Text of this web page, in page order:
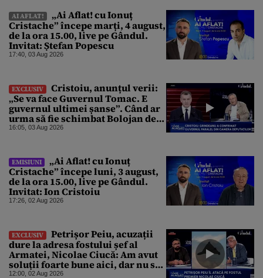
AI AFLAT!
„Ai Aflat! cu Ionuț
Cristache” începe marți, 4 august,
de la ora 15.00, live pe Gândul.
Invitat: Ștefan Popescu
17:40, 03 Aug 2026
EXCLUSIV
Cristoiu, anunțul verii:
„Se va face Guvernul Tomac. E
guvernul ultimei șanse”. Când ar
urma să fie schimbat Bolojan de
la Palatul Victoria
16:05, 03 Aug 2026
EMISIUNI
„Ai Aflat! cu Ionuț
Cristache” începe luni, 3 august,
de la ora 15.00, live pe Gândul.
Invitat: Ion Cristoiu
17:26, 02 Aug 2026
EXCLUSIV
Petrișor Peiu, acuzații
dure la adresa fostului șef al
Armatei, Nicolae Ciucă: Am avut
soluții foarte bune aici, dar nu s-a
dorit
12:00, 02 Aug 2026